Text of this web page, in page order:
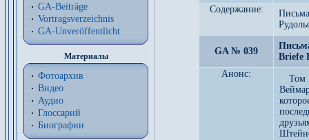
GA-Beiträge
Vortragsverzeichnis
GA-Unveröffentlicht
Материалы
Фотоархив
Видео
Аудио
Глоссарий
Биографии
Содержание:
GA № 039
Briefe
Анонс:
Том